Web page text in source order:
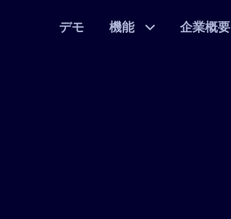
デモ 機能 企業概要